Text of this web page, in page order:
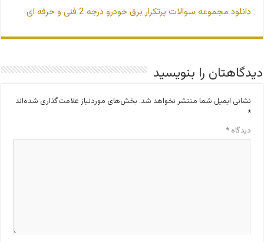
دانلود مجموعه سوالات پرتکرار برق خودرو درجه 2 فنی و حرفه ای
دیدگاهتان را بنویسید
نشانی ایمیل شما منتشر نخواهد شد. بخش‌های موردنیاز علامت‌گذاری شده‌اند
*
دیدگاه*